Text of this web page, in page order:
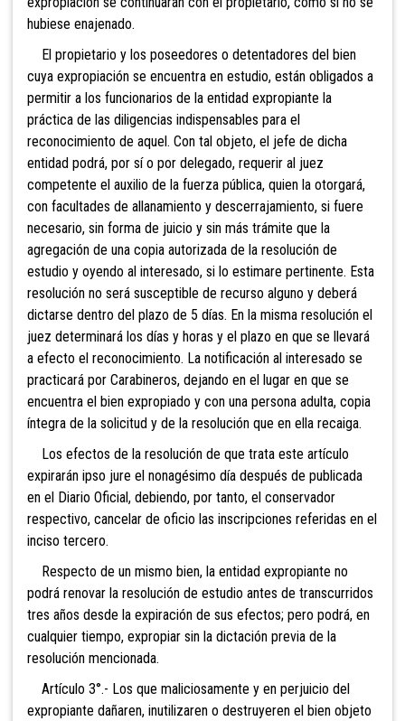
hubiese enajenado.
El propietario y los poseedores o detentadores del bien
cuya expropiación se encuentra en estudio, están obligados a
permitir a los funcionarios de la entidad expropiante la
práctica de las diligencias indispensables para el
reconocimiento de aquel. Con tal objeto, el jefe de dicha
entidad podrá, por sí o por delegado, requerir al juez
competente el auxilio de la fuerza pública, quien la otorgará,
con facultades de allanamiento y descerrajamiento, si fuere
necesario, sin forma de juicio y sin más trámite que la
agregación de una copia autorizada de la resolución de
estudio y oyendo al interesado, si lo estimare pertinente. Esta
resolución no será susceptible de recurso alguno y deberá
dictarse dentro del plazo de 5 días. En la misma resolución el
juez determinará los días y horas y el plazo en que se llevará
a efecto el reconocimiento. La notificación al interesado se
practicará por Carabineros, dejando en el lugar en que se
encuentra el bien expropiado y con una persona adulta, copia
íntegra de la solicitud y de la resolución que en ella recaiga.
Los efectos de la resolución de que trata este artículo
expirarán ipso jure el nonagésimo día después de publicada
en el Diario Oficial, debiendo, por tanto, el conservador
respectivo, cancelar de oficio las inscripciones referidas en el
inciso tercero.
Respecto de un mismo bien, la entidad expropiante no
podrá renovar la resolución de estudio antes de transcurridos
tres años desde la expiración de sus efectos; pero podrá, en
cualquier tiempo, expropiar sin la dictación previa de la
resolución mencionada.
Artículo 3°.- Los que maliciosamente y en perjuicio del
expropiante dañaren, inutilizaren o destruyeren el bien objeto